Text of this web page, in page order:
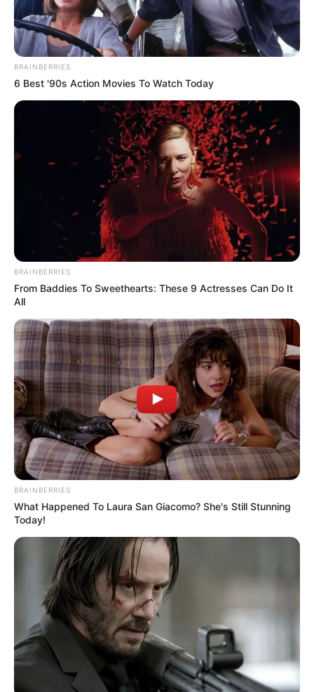
BRAINBERRIES
6 Best '90s Action Movies To Watch Today
BRAINBERRIES
From Baddies To Sweethearts: These 9 Actresses Can Do It
All
BRAINBERRIES
What Happened To Laura San Giacomo? She's Still Stunning
Today!